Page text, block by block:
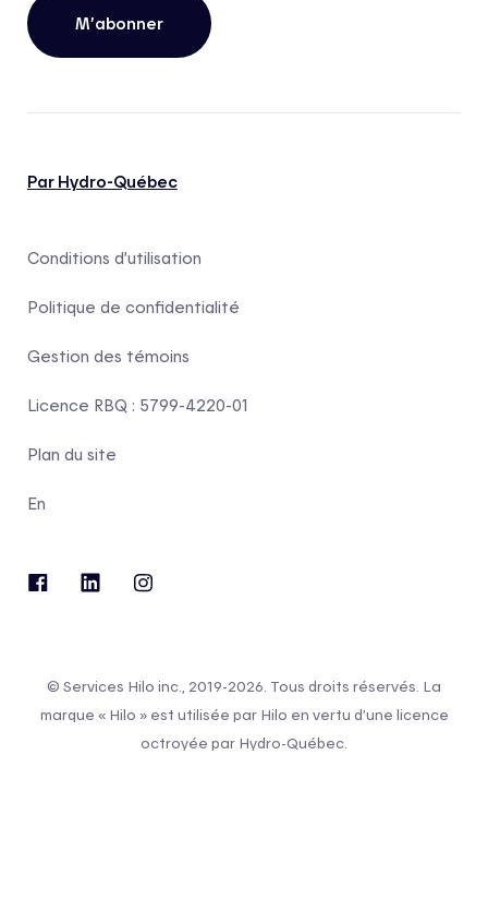
M’abonner
Par Hydro-Québec
Conditions d’utilisation
Politique de confidentialité
Gestion des témoins
Licence RBQ : 5799-4220-01
Plan du site
En
© Services Hilo inc., 2019-2026. Tous droits réservés. La
marque « Hilo » est utilisée par Hilo en vertu d’une licence
octroyée par Hydro-Québec.